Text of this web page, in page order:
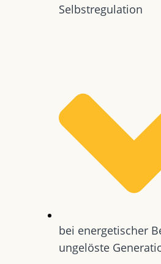
Selbstregulation
bei energetischer
ungelöste